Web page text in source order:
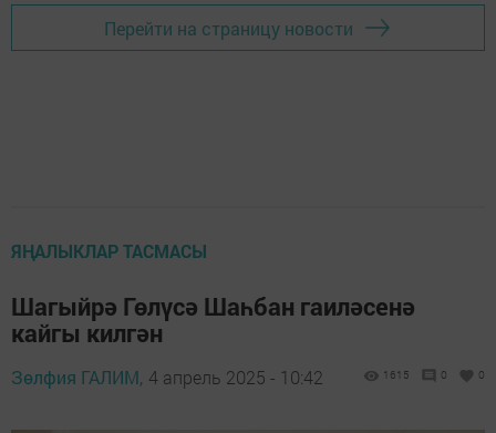
Перейти на страницу новости
ЯҢАЛЫКЛАР ТАСМАСЫ
Шагыйрә Гөлүсә Шаһбан гаиләсенә
кайгы килгән
Зөлфия ГАЛИМ, 4 апрель 2025 - 10:42 1615 0 0